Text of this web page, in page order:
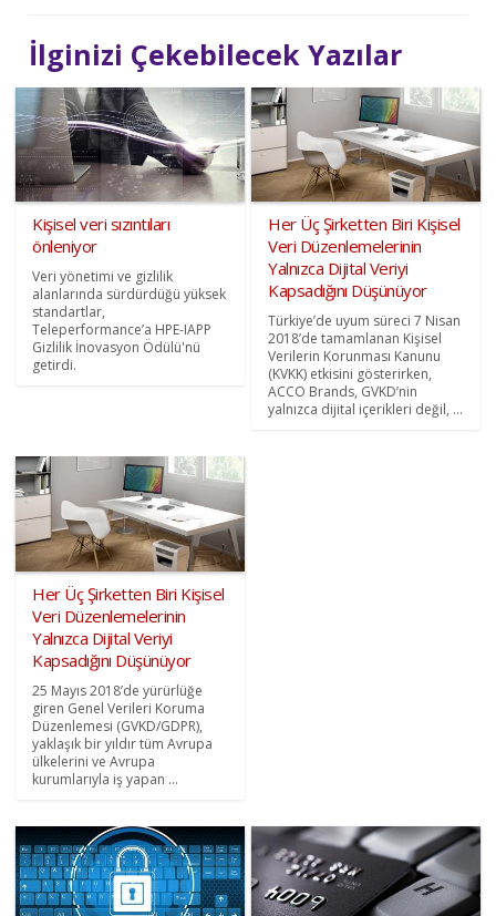
İlginizi Çekebilecek Yazılar
Kişisel veri sızıntıları
önleniyor
Veri yönetimi ve gizlilik
alanlarında sürdürdüğü yüksek
standartlar,
Teleperformance’a HPE-IAPP
Gizlilik İnovasyon Ödülü'nü
getirdi.
Her Üç Şirketten Biri Kişisel
Veri Düzenlemelerinin
Yalnızca Dijital Veriyi
Kapsadığını Düşünüyor
Türkiye’de uyum süreci 7 Nisan
2018’de tamamlanan Kişisel
Verilerin Korunması Kanunu
(KVKK) etkisini gösterirken,
ACCO Brands, GVKD’nin
yalnızca dijital içerikleri değil, ...
Her Üç Şirketten Biri Kişisel
Veri Düzenlemelerinin
Yalnızca Dijital Veriyi
Kapsadığını Düşünüyor
25 Mayıs 2018’de yürürlüğe
giren Genel Verileri Koruma
Düzenlemesi (GVKD/GDPR),
yaklaşık bir yıldır tüm Avrupa
ülkelerini ve Avrupa
kurumlarıyla iş yapan ...